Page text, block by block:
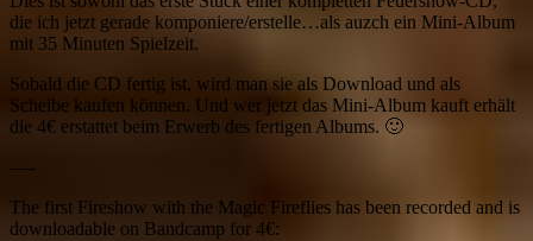
die ich jetzt gerade komponiere/erstelle…als auzch ein Mini-Album
mit 35 Minuten Spielzeit.
Sobald die CD fertig ist, wird man sie als Download und als
Scheibe kaufen können. Und wer jetzt das Mini-Album kauft erhält
die 4€ erstattet beim Erwerb des fertigen Albums. 🙂
—-
The first Fireshow with the Magic Fireflies has been recorded and is
downloadable on Bandcamp for 4€: